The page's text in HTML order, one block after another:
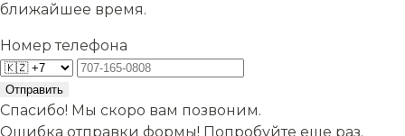
ближайшее время.
Номер телефона
Отправить
Спасибо! Мы скоро вам позвоним.
Ошибка отправки формы! Попробуйте еще раз.